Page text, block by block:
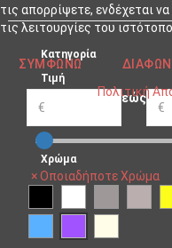
Κατηγορία
Τιμή
εώς
Χρώμα
×Οποιαδήποτε Χρώμα
τις απορρίψετε, ενδέχεται
τις λειτουργίες του
ΣΥΜΦΩΝΏ
Πολιτική